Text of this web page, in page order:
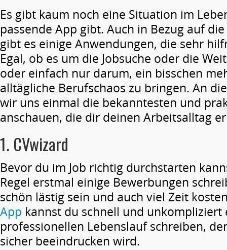
Es gibt kaum noch eine Situation im
passende App gibt. Auch in Bezug auf
gibt es einige Anwendungen, die sehr
Egal, ob es um die Jobsuche oder die
oder einfach nur darum, ein bisschen
alltägliche Berufschaos zu bringen. An
wir uns einmal die bekanntesten und
anschauen, die dir deinen Arbeitsalltag
1. CVwizard
Bevor du im Job richtig durchstarten
Regel erstmal einige Bewerbungen
schön lästig sein und auch viel Zeit
App kannst du schnell und unkompliziert
professionellen Lebenslauf schreiben,
sicher beeindrucken wird.